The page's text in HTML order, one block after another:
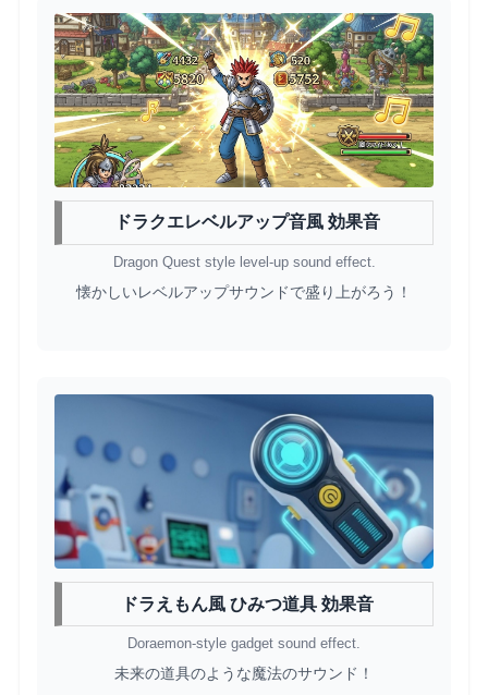
ドラクエレベルアップ音風 効果音
Dragon Quest style level-up sound effect.
懐かしいレベルアップサウンドで盛り上がろう！
ドラえもん風 ひみつ道具 効果音
Doraemon-style gadget sound effect.
未来の道具のような魔法のサウンド！